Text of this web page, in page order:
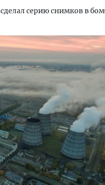
сделал серию снимков в